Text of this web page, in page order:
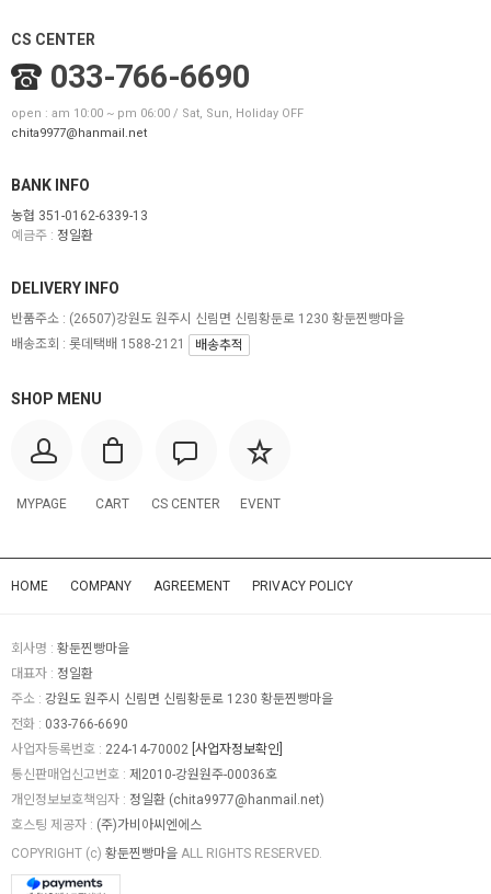
CS CENTER
033-766-6690
open : am 10:00 ~ pm 06:00 / Sat, Sun, Holiday OFF
chita9977@hanmail.net
BANK INFO
농협 351-0162-6339-13
예금주 : 정일환
SHOP MENU
MYPAGE CART CS CENTER EVENT
DELIVERY INFO
반품주소 : (26507)강원도 원주시 신림면 신림황둔로 1230 황둔찐빵마을
배송조회 : 롯데택배 1588-2121
배송추적
HOME COMPANY AGREEMENT PRIVACY POLICY
회사명 : 황둔찐빵마을
대표자 : 정일환
주소 : 강원도 원주시 신림면 신림황둔로 1230 황둔찐빵마을
전화 : 033-766-6690
사업자등록번호 : 224-14-70002 [사업자정보확인]
통신판매업신고번호 : 제2010-강원원주-00036호
개인정보보호책임자 : 정일환 (chita9977@hanmail.net)
호스팅 제공자 : (주)가비아씨엔에스
COPYRIGHT (c) 황둔찐빵마을 ALL RIGHTS RESERVED.